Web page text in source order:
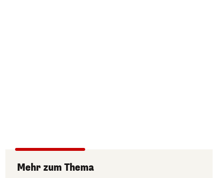
Mehr zum Thema